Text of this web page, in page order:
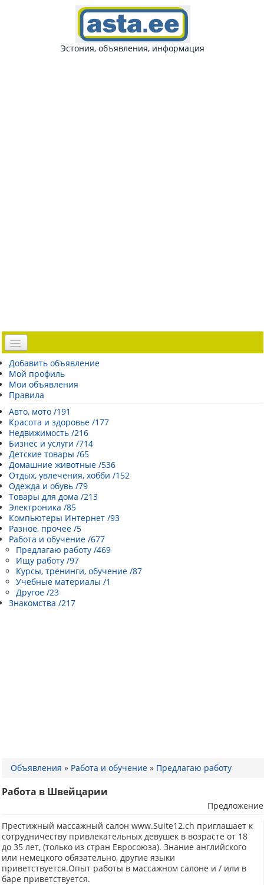
Эстония, объявления, информация
Доска объявлений
Погода Эстонии
Открытки
Каталог сайтов
| Регистрация |
Добавить объявление
Мой профиль
Мои объявления
Правила
Авто, мото /191
Красота и здоровье /177
Недвижимость /216
Бизнес и услуги /714
Детские товары /65
Домашние животные /536
Отдых, увлечения, хобби /152
Одежда и обувь /79
Товары для дома /213
Электроника /85
Компьютеры Интернет /93
Разное, прочее /5
Работа и обучение /677
Предлагаю работу /469
Ищу работу /97
Курсы, тренинги, обучение /87
Учебные материалы /1
Другое /23
Знакомства /217
Объявления » Работа и обучение » Предлагаю работу
Работа в Швейцарии
Предложение
Престижный массажный салон www.Suite12.ch приглашает к
сотрудничеству привлекательных девушек в возрасте от 18
до 35 лет, (только из стран Евросоюза). Знание английского
или немецкого обязательно, другие языки
приветствуется.Опыт работы в массажном салоне и / или в
баре приветствуется.